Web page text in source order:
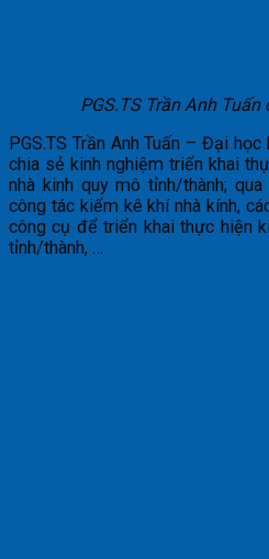
PGS.TS Trần Anh
PGS.TS Trần Anh Tuấn – Đại
chia sẻ kinh nghiệm triển khai
nhà kinh quy mô tỉnh/thành;
công tác kiểm kê khí nhà kính,
công cụ để triển khai thực hiện
tỉnh/thành, …